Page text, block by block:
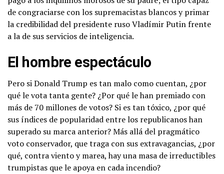
de congraciarse con los supremacistas blancos y primar
la credibilidad del presidente ruso Vladímir Putin frente
a la de sus servicios de inteligencia.
El hombre espectáculo
Pero si Donald Trump es tan malo como cuentan, ¿por
qué le vota tanta gente? ¿Por qué le han premiado con
más de 70 millones de votos? Si es tan tóxico, ¿por qué
sus índices de popularidad entre los republicanos han
superado su marca anterior? Más allá del pragmático
voto conservador, que traga con sus extravagancias, ¿por
qué, contra viento y marea, hay una masa de irreductibles
trumpistas que le apoya en cada incendio?